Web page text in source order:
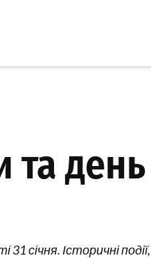
та
січня. Історичні